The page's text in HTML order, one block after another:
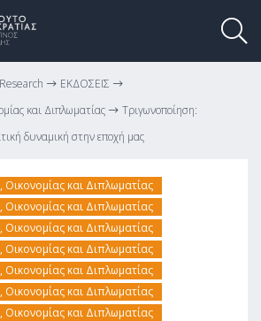
ΕΚΔΟΣΕΙΣ
και Διπλωματίας
Τριγωνοποίηση:
δυναμική στην εποχή μας
Οικονομίας και Διπλωματίας
Οικονομίας και Διπλωματίας
Οικονομίας και Διπλωματίας
Οικονομίας και Διπλωματίας
Οικονομίας και Διπλωματίας
Οικονομίας και Διπλωματίας
Οικονομίας και Διπλωματίας